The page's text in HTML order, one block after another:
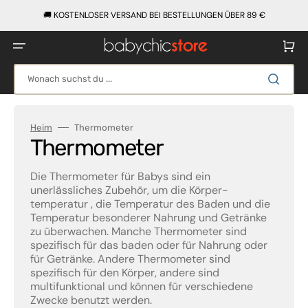
🚚 KOSTENLOSER VERSAND BEI BESTELLUNGEN ÜBER 89 €
Wonach suchst du ...
Heim Thermometer
Kategorie:
Thermometer
Die Thermometer für Babys sind ein
unerlässliches Zubehör, um die Körper-
temperatur , die Temperatur des Baden und die
Temperatur besonderer Nahrung und Getränke
zu überwachen. Manche Thermometer sind
spezifisch für das baden oder für Nahrung oder
für Getränke. Andere Thermometer sind
spezifisch für den Körper, andere sind
multifunktional und können für verschiedene
Zwecke benutzt werden.